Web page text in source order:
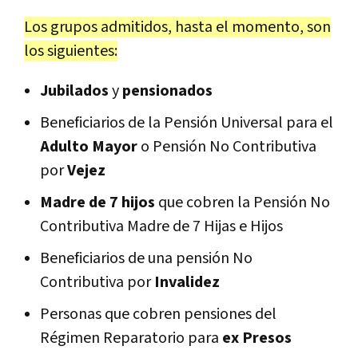
Los grupos admitidos, hasta el momento, son
los siguientes:
Jubiladosypensionados
Beneficiarios de la Pensión Universal para el
Adulto Mayoro Pensión No Contributiva
porVejez
Madre de 7 hijos que cobren la Pensión No
Contributiva Madre de 7 Hijas e Hijos
Beneficiarios de una pensión No
Contributiva porInvalidez
Personas que cobren pensiones del
Régimen Reparatorio para ex Presos